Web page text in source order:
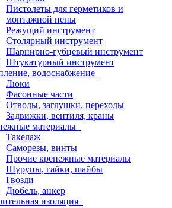
Пистолеты для герметиков и
монтажной пены
Режущий инструмент
Столярный инструмент
Шарнирно-губцевый инструмент
Штукатурный инструмент
водоснабжение
Люки
Фасонные части
Отводы, заглушки, переходы
Задвижки, вентиля, краны
материалы
Такелаж
Саморезы, винты
Прочие крепежные материалы
Шурупы, гайки, шайбы
Гвозди
Дюбель, анкер
изоляция